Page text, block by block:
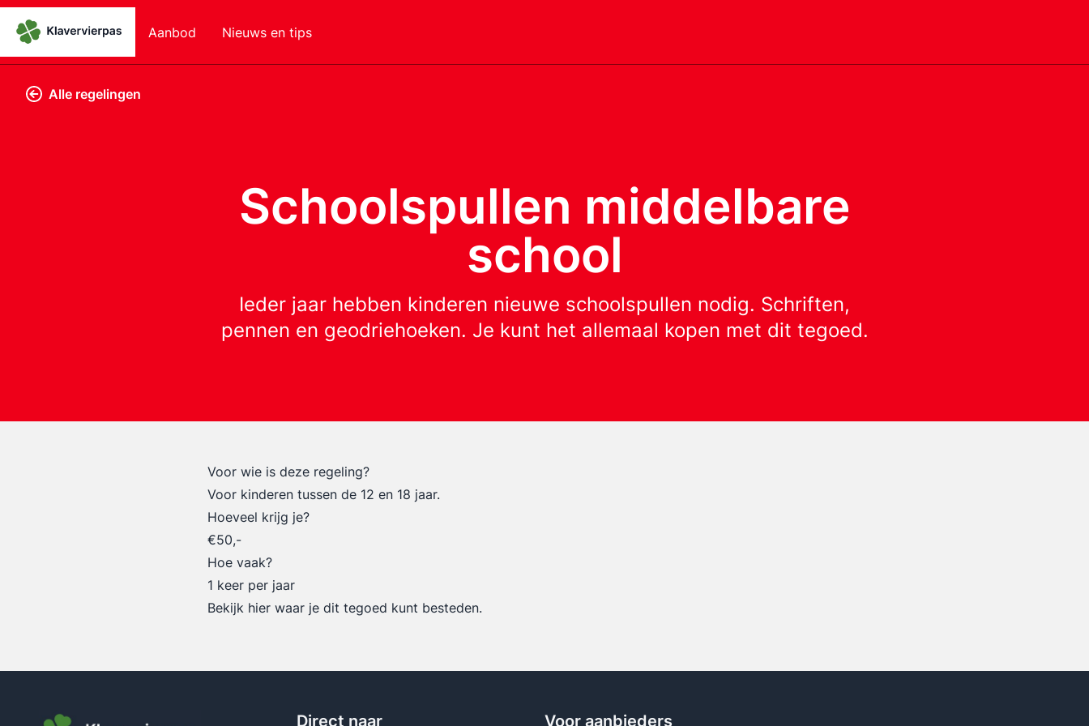
Aanbod Nieuws en tips
Alle regelingen
Schoolspullen middelbare
school
Ieder jaar hebben kinderen nieuwe schoolspullen nodig. Schriften,
pennen en geodriehoeken. Je kunt het allemaal kopen met dit tegoed.
Voor wie is deze regeling?
Voor kinderen tussen de 12 en 18 jaar.
Hoeveel krijg je?
€50,-
Hoe vaak?
1 keer per jaar
Bekijk hier waar je dit tegoed kunt besteden.
Direct naar Voor aanbieders